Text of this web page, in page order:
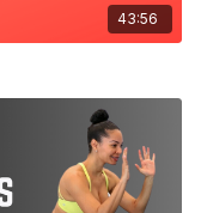
43:56